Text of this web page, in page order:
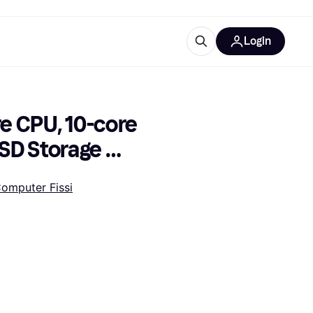
Login
CPU, 10-core
Storage
Fissi